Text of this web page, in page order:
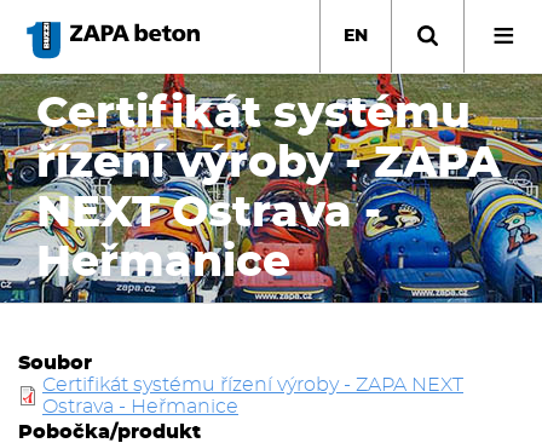
main
content
EN
Certifikát systému
řízení výroby - ZAPA
NEXT Ostrava -
Heřmanice
Soubor
Certifikát systému řízení výroby - ZAPA NEXT
Ostrava - Heřmanice
Pobočka/produkt